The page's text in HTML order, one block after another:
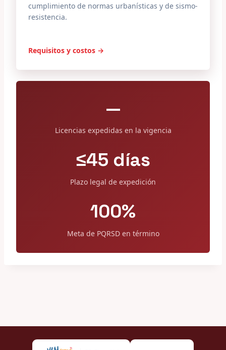
cumplimiento de normas urbanísticas y de sismo-
resistencia.
Requisitos y costos →
—
Licencias expedidas en la vigencia
≤45 días
Plazo legal de expedición
100%
Meta de PQRSD en término